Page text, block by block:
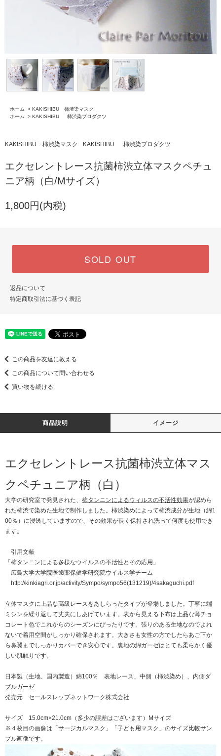
ホーム > KAKISHIBU 柿渋染マスク
ホーム
> KAKISHIBU 柿渋染プロダクツ
KAKISHIBU 柿渋染マスク KAKISHIBU 柿渋染プロダクツ
エクセレントレース抗菌柿渋立体マスクペチュ
ニア柄（白/Mサイズ）
1,800円(内税)
SOLD OUT
返品について
特定商取引法に基づく表記
この商品を友達に教える
この商品について問い合わせる
買い物を続ける
商品説明 イメージ
エクセレントレース抗菌柿渋立体マス
クペチュニア柄（白）
大学の研究室で発見された、 柿タンニンによるウィルスの不活性効果が認めら
れた柿渋で染めた生地で制作しました。柿渋染めによって柿渋成分が生地（綿1
00％）に浸透していますので、その効果が長く保持され洗って何度も使用でき
ます。
引用文献
「柿タンニンによる多様なウイルスの不活性とその応用」
広島大学大学院医歯薬保健学研究院ウイルス学チーム
http://kinkiagri.or.jp/activity/Sympo/sympo56(131219)/4sakaguchi.pdf
立体マスクに上品な高級レースをあしらったタイプが登場しました。丁寧に端
ミシンを繰り返して丈夫にしあげています。表から見える下布は上品な薄チョ
コレート色でこれからのシーズンにぴったりです。張りのある生地なのでよれ
ないで着用空間がしっかり確保されます。大きさも女性の方でしたらあご下か
ら鼻翼までしっかりカバーでき安心です。裏地の綿ガーゼはとても柔らかく優
しい肌触りです。
日本製（生地、国内製造）綿100％ 表地レース、中側（柿渋染め）、内側ダ
ブルガーゼ
発売元 セールスレップネットワーク株式会社
サイズ 15.0cm×21.0cm（多少の誤差はございます）Mサイズ
※４枚目の画像は「サージカルマスク」「子ども用マスク」のサイズ比較サン
プル画像です。